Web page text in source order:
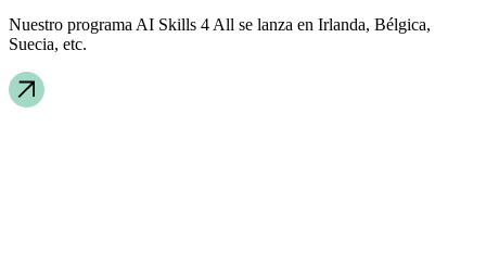
Nuestro programa AI Skills 4 All se lanza en Irlanda, Bélgica,
Suecia, etc.